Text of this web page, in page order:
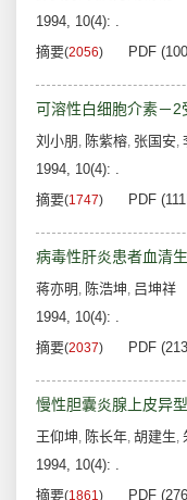
1994, 10(4): .
摘要(2056) PDF
可溶性白细胞介素－
刘小朋 , 陈紫榕, 张国安,
1994, 10(4): .
摘要(1747) PDF
病毒性肝炎患者血清
蒋亦明 , 陈浩坤, 吕坤祥
1994, 10(4): .
摘要(2037) PDF
慢性胆囊炎腺上皮异
王仰坤, 陈长年, 胡建生,
1994, 10(4): .
摘要(1861) PDF